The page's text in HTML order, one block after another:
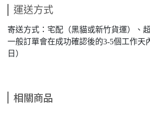
運送方式
寄送方式：宅配（黑貓或新竹貨運）、
一般訂單會在成功確認後的3-5個工作天
日）
相關商品